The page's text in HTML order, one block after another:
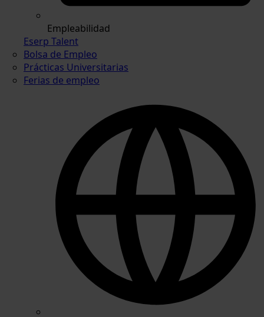
Empleabilidad
Eserp Talent
Bolsa de Empleo
Prácticas Universitarias
Ferias de empleo